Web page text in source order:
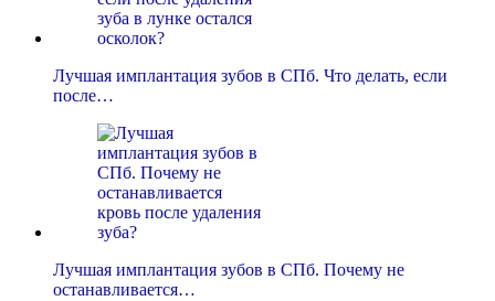
Лучшая имплантация зубов в СПб. Что делать, если
после…
Лучшая имплантация зубов в СПб. Почему не
останавливается…